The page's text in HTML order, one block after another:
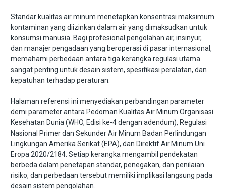
Standar kualitas air minum menetapkan konsentrasi maksimum
kontaminan yang diizinkan dalam air yang dimaksudkan untuk
konsumsi manusia. Bagi profesional pengolahan air, insinyur,
dan manajer pengadaan yang beroperasi di pasar internasional,
memahami perbedaan antara tiga kerangka regulasi utama
sangat penting untuk desain sistem, spesifikasi peralatan, dan
kepatuhan terhadap peraturan.
Halaman referensi ini menyediakan perbandingan parameter
demi parameter antara Pedoman Kualitas Air Minum Organisasi
Kesehatan Dunia (WHO, Edisi ke-4 dengan adendum), Regulasi
Nasional Primer dan Sekunder Air Minum Badan Perlindungan
Lingkungan Amerika Serikat (EPA), dan Direktif Air Minum Uni
Eropa 2020/2184. Setiap kerangka mengambil pendekatan
berbeda dalam penetapan standar, penegakan, dan penilaian
risiko, dan perbedaan tersebut memiliki implikasi langsung pada
desain sistem pengolahan.